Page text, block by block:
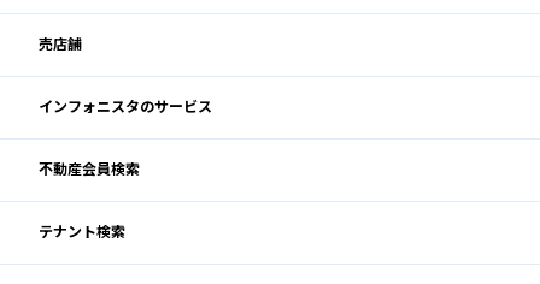
売店舗
インフォニスタのサービス
不動産会員検索
テナント検索